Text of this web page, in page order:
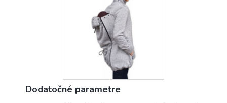
Dodatočné parametre